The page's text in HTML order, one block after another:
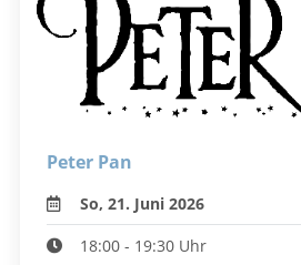
Peter Pan
So, 21. Juni 2026
18:00 - 19:30 Uhr